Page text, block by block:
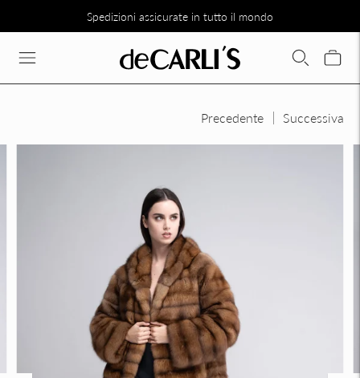
Spedizioni assicurate in tutto il mondo
SCONTO DEL 30% SU TUTTA LA COLLEZIONE DIRETTAMENTE
Precedente Successiva